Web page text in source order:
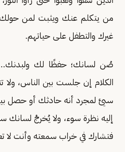
من يتكلم عنك ويثبت لمن
غيرك والتطفل على حياتهم.
صُن لسانك؛ حفظًا لك
الكلام إن جلست بين الناس، ولا
سيئ لمجرد أنه حادثك أو حصل
إليه نظرة سوء، ولا يُخرجْ لسانك
فتشارك في خراب سمعته وأنت لا